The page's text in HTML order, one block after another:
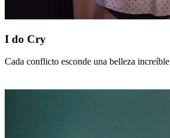
I
Cry
I do Cry
Cada conflicto esconde una belleza increíble